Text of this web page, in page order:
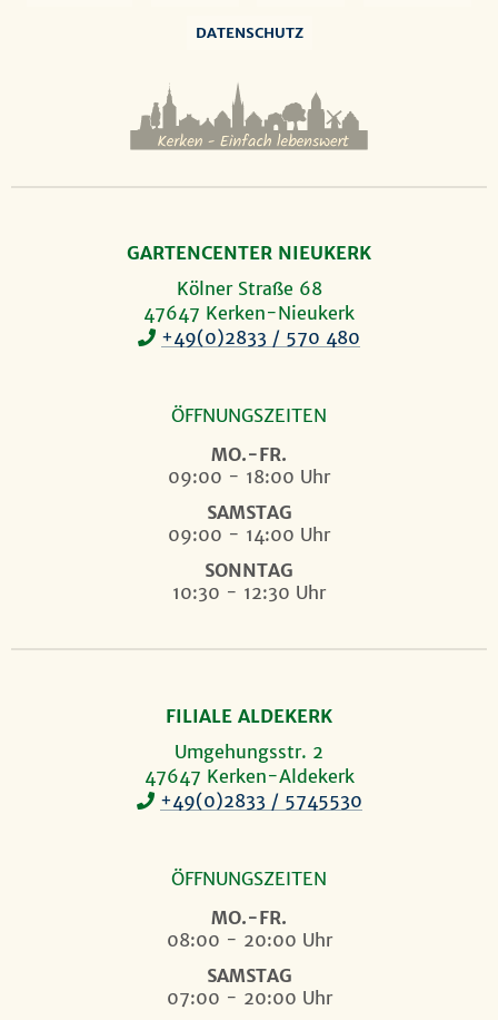
DATENSCHUTZ
GARTENCENTER NIEUKERK
Kölner Straße 68
47647 Kerken-Nieukerk
+49(0)2833 / 570 480
ÖFFNUNGSZEITEN
MO.-FR.
09:00 - 18:00 Uhr
SAMSTAG
09:00 - 14:00 Uhr
SONNTAG
10:30 - 12:30 Uhr
FILIALE ALDEKERK
Umgehungsstr. 2
47647 Kerken-Aldekerk
+49(0)2833 / 5745530
ÖFFNUNGSZEITEN
MO.-FR.
08:00 - 20:00 Uhr
SAMSTAG
07:00 - 20:00 Uhr